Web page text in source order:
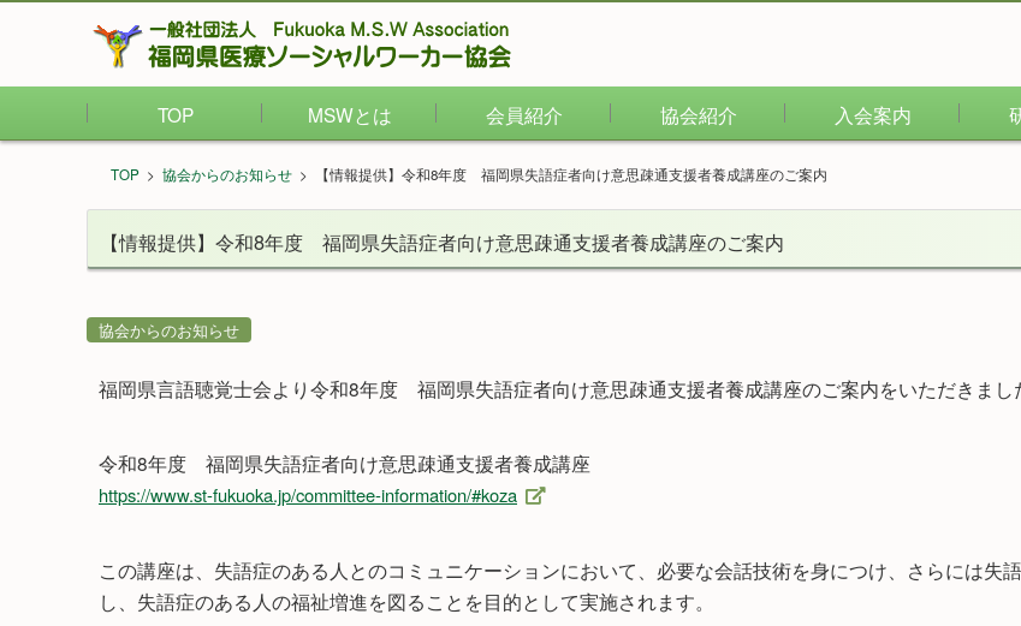
TOP MSWとは 会員紹介 協会紹介 入会案内
TOP > 協会からのお知らせ > 【情報提供】令和8年度 福岡県失語症者向け意思疎通支援者養成講座のご案内
【情報提供】令和8年度 福岡県失語症者向け意思疎通支援者養成講座のご案内
協会からのお知らせ
福岡県言語聴覚士会より令和8年度 福岡県失語症者向け意思疎通支援者養成講座のご案内をいただきまし
令和8年度 福岡県失語症者向け意思疎通支援者養成講座
https://www.st-fukuoka.jp/committee-information/#koza
この講座は、失語症のある人とのコミュニケーションにおいて、必要な会話技術を身につけ、さらには失
し、失語症のある人の福祉増進を図ることを目的として実施されます。